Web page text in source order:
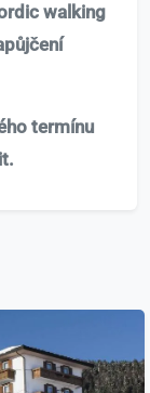
walking
termínu